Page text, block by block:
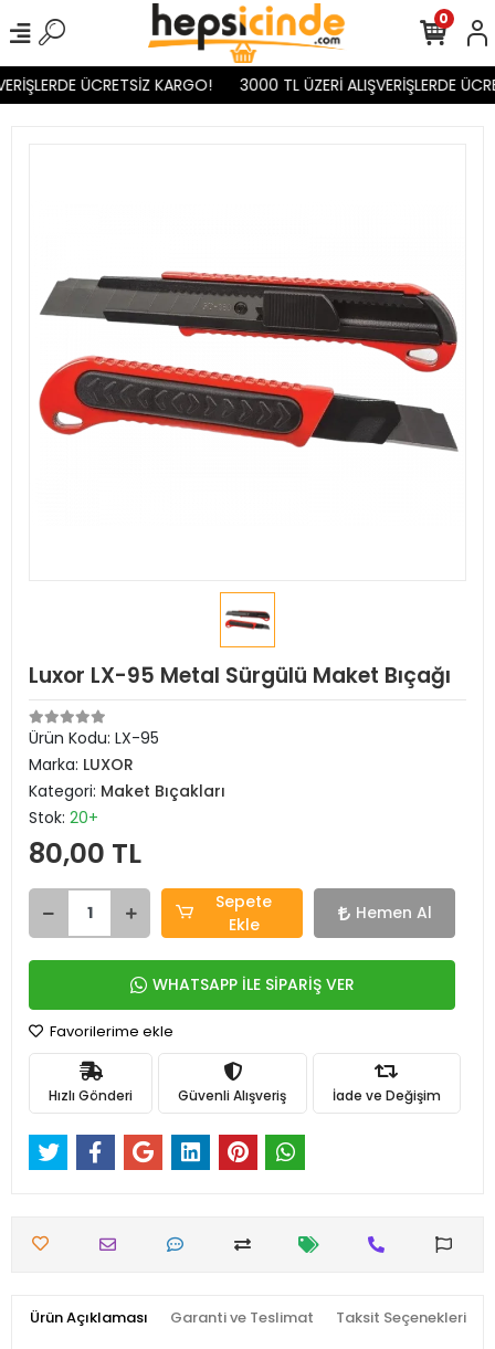
ÜCRETSİZ KARGO! 3000 TL ÜZERİ ALIŞVERİŞLERDE
0
Luxor LX-95 Metal Sürgülü Maket Bıçağı
Ürün Kodu: LX-95
Marka: LUXOR
Kategori: Maket Bıçakları
Stok: 20+
80,00 TL
Sepete
Ekle
Hemen Al
WHATSAPP İLE SİPARİŞ VER
Favorilerime ekle
Hızlı Gönderi Güvenli Alışveriş İade ve Değişim
Ürün Açıklaması Garanti ve Teslimat Taksit Seçenekleri